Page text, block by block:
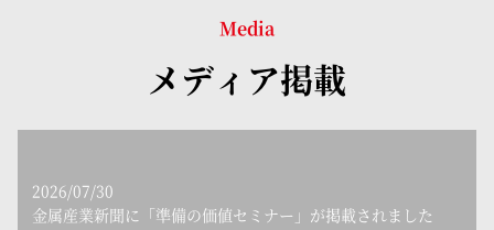
Media
メディア掲載
2026/07/30
金属産業新聞に「準備の価値セミナー」が掲載されました